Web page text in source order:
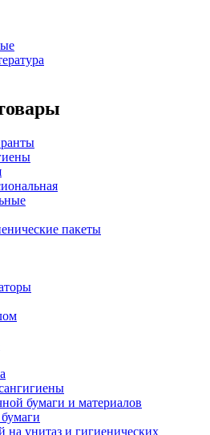
пакеты
бумаги и материалов
унитаз и гигиенических